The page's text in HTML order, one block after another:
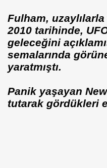
Fulham,
2010 tarihinde,
geleceğini
semalarında
yaratmıştı.
Panik yaşayan
tutarak gördükleri